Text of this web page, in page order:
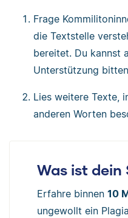
Frage
die Textstelle
bereitet. Du kannst
Unterstützung
Lies weitere Texte,
anderen Worten
Was ist dein
Erfahre binnen 10
ungewollt ein